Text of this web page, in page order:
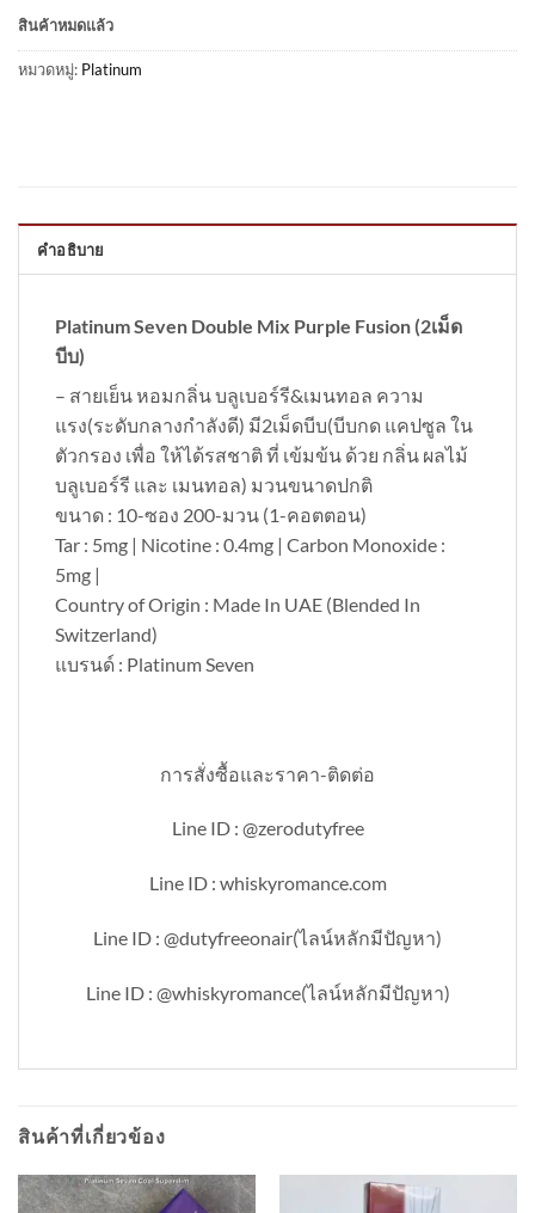
สินค้าหมดแล้ว
หมวดหมู่: Platinum
คำอธิบาย
Platinum Seven Double Mix Purple Fusion (2เม็ด
บีบ)
– สายเย็น หอมกลิ่น บลูเบอร์รี&เมนทอล ความ
แรง(ระดับกลางกำลังดี) มี2เม็ดบีบ(บีบกด แคปซูล ใน
ตัวกรอง เพื่อ ให้ได้รสชาติ ที่ เข้มข้น ด้วย กลิ่น ผลไม้
บลูเบอร์รี และ เมนทอล) มวนขนาดปกติ
ขนาด : 10-ซอง 200-มวน (1-คอตตอน)
Tar : 5mg | Nicotine : 0.4mg | Carbon Monoxide :
5mg |
Country of Origin : Made In UAE (Blended In
Switzerland)
แบรนด์ : Platinum Seven
การสั่งซื้อและราคา-ติดต่อ
Line ID : @zerodutyfree
Line ID : whiskyromance.com
Line ID : @dutyfreeonair(ไลน์หลักมีปัญหา)
Line ID : @whiskyromance(ไลน์หลักมีปัญหา)
สินค้าที่เกี่ยวข้อง